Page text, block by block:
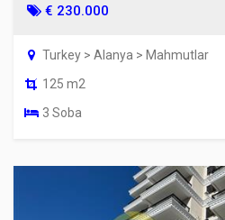
€ 230.000
Turkey > Alanya > Mahmutlar
125 m2
3 Soba